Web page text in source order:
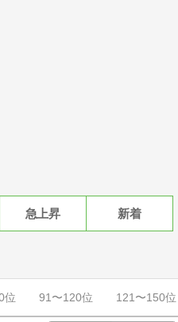
急上昇 新着
位 91〜120位 121〜150位